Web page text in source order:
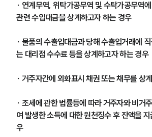
∙ 연계무역, 위탁가공무역 및 수탁가공무역
관련 수입대금을 상계하고자 하는 경우
∙ 물품의 수출입대금과 당해 수출입거래에
는 대리점 수수료 등을 상계하고자 하는 경우
∙ 거주자간에 외화표시 채권 또는 채무를 상
∙ 조세에 관한 법률등에 따라 거주자와 비거
여 발생한 소득에 대한 원천징수 후 잔액을
우